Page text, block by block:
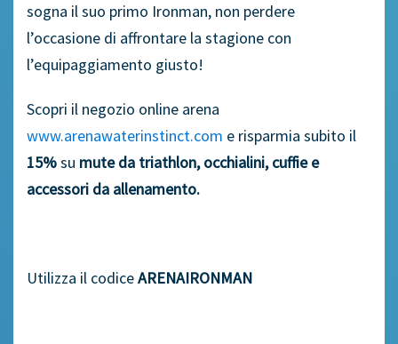
sogna il suo primo Ironman, non perdere
l’occasione di affrontare la stagione con
l’equipaggiamento giusto!
Scopri il negozio online arena
www.arenawaterinstinct.com e risparmia subito il
15%su mute da triathlon, occhialini, cuffie e
accessori da allenamento.
Utilizza il codiceARENAIRONMAN